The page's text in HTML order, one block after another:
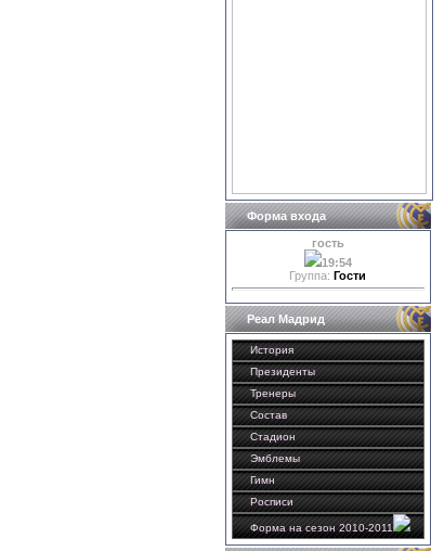
Форма входа
гость
19:54
Группа: Гости
Реал Мадрид
История
Президенты
Тренеры
Состав
Стадион
Эмблемы
Гимн
Росписи
Форма на сезон 2010-2011